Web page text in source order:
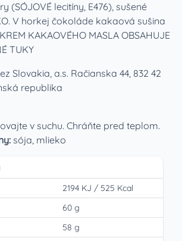
(SÓJOVÉ lecitíny, E476), sušené
V horkej čokoláde kakaová sušina
KAKAOVÉHO MASLA OBSAHUJE
TUKY
Slovakia, a.s. Račianska 44, 832 42
republika
v suchu. Chráňte pred teplom.
sója, mlieko
2194 KJ / 525 Kcal
60 g
58 g